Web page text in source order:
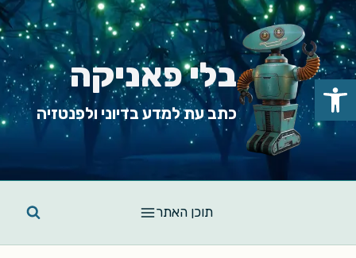
Skip
to
content
בלי פאניקה
כתב עת למדע בדיוני ולפנטזיה
תוכן האתר
פתח סרגל נגישות